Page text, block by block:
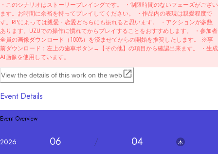
・このシナリオはストーリープレイングです。 ・制限時間のないフェーズがござい
ます。お時間に余裕を持ってプレイしてください。 ・作品内の表現は親愛程度で
す。RPによっては親愛・恋愛どちらにも振れると思います。 ・アクションが多数
あります。UZUでの操作に慣れてからプレイすることをおすすめします。 ・参加者
全員の画像ダウンロード（100%）を済ませてからの開始を推奨したします。 ※事
前ダウンロード：左上の歯車ボタン→【その他】の項目から確認出来ます。 ・生成
AI画像を使用しています。
View the details of this work on the web
Event Details
Event Overview
2026 06 04 木